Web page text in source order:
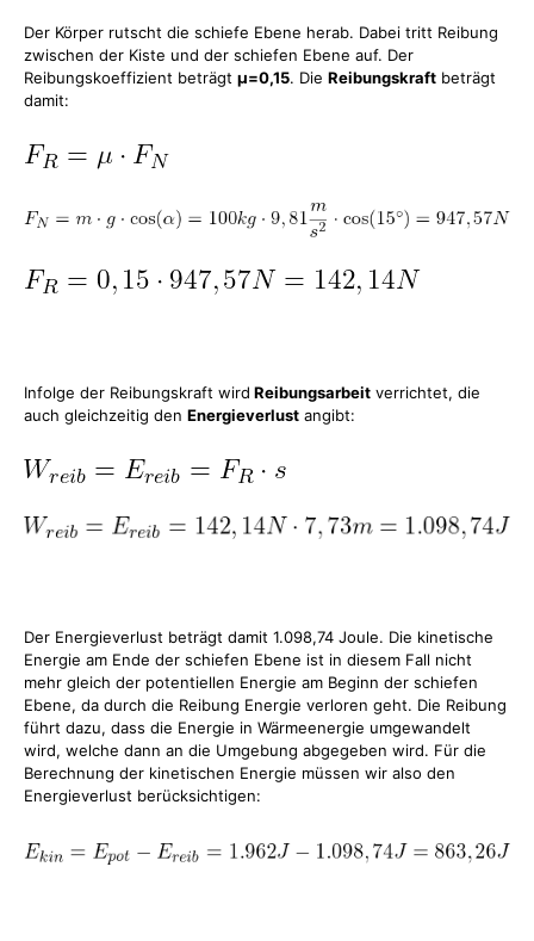
Der Körper rutscht die schiefe Ebene herab. Dabei tritt Reibung
zwischen der Kiste und der schiefen Ebene auf. Der
Reibungskoeffizient beträgt μ=0,15. Die Reibungskraft beträgt
damit:
Infolge der Reibungskraft wird Reibungsarbeit verrichtet, die
auch gleichzeitig den Energieverlust angibt:
Der Energieverlust beträgt damit 1.098,74 Joule. Die kinetische
Energie am Ende der schiefen Ebene ist in diesem Fall nicht
mehr gleich der potentiellen Energie am Beginn der schiefen
Ebene, da durch die Reibung Energie verloren geht. Die Reibung
führt dazu, dass die Energie in Wärmeenergie umgewandelt
wird, welche dann an die Umgebung abgegeben wird. Für die
Berechnung der kinetischen Energie müssen wir also den
Energieverlust berücksichtigen: